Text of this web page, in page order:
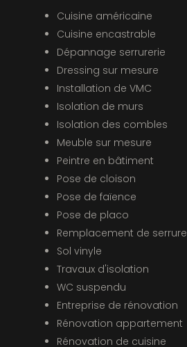
Cuisine américaine
Cuisine encastrable
Dépannage serrurerie
Dressing sur mesure
Installation de VMC
Isolation de murs
Isolation des combles
Meuble sur mesure
Peintre en bâtiment
Pose de cloison
Pose de faïence
Pose de placo
Remplacement de serrure
Sol vinyle
Travaux d'isolation
WC suspendu
Entreprise de rénovation
Rénovation appartement
Rénovation de cuisine